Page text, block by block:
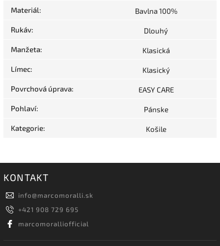
Materiál: Bavlna 100%
Rukáv: Dlouhý
Manžeta: Klasická
Límec: Klasický
Povrchová úprava: EASY CARE
Pohlaví: Pánske
Kategorie: Košile
KONTAKT
info@marcomoralli.sk
+421 908 729 695
marcomoralliofficial